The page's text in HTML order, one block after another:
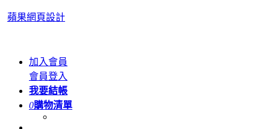
蘋果網頁設計
加入會員
會員登入
我要結帳
0購物清單